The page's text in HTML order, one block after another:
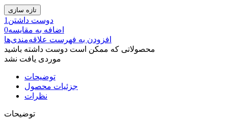
دوست داشتن 1
اضافه به مقایسه0
افزودن به فهرست علاقه‌مندی‌ها
محصولاتی که ممکن است دوست داشته باشید
موردی یافت نشد
توضیحات
جزئیات محصول
نظرات
توضیحات